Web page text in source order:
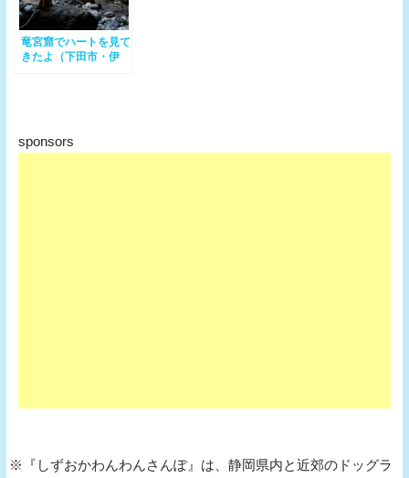
竜宮窟でハートを見て
きたよ（下田市・伊
sponsors
※『しずおかわんわんさんぽ』は、静岡県内と近郊のドッグラ